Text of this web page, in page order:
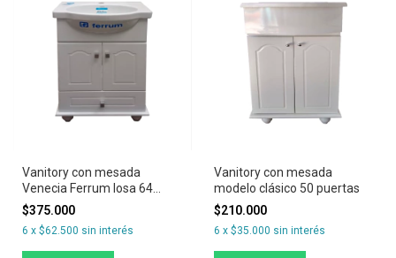
Vanitory con mesada
Venecia Ferrum losa 64
puertas y cajon
$375.000
6 x $62.500 sin interés
Vanitory con mesada
modelo clásico 50 puertas
$210.000
6 x $35.000 sin interés